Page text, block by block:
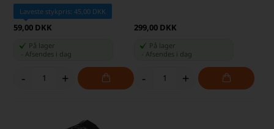
Laveste stykpris: 45,00 DKK
59,00 DKK
På lager
Afsendes i dag
- +
299,00 DKK
På lager
Afsendes i dag
- +